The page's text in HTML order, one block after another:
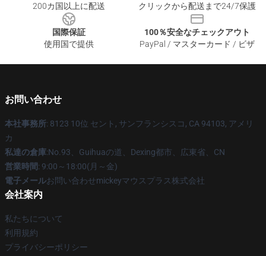
200カ国以上に配送
クリックから配送まで24/7保護
国際保証
使用国で提供
100％安全なチェックアウト
PayPal / マスターカード / ビザ
お問い合わせ
本社事務所: 8123 10位 セント, サンフランシスコ, CA 94103, アメリ
カ
私達の倉庫:No.93、Guihuaの道、Dexing都市、広東省、CN
営業時間: 9:00～18:00(月～金)
電子メールお問い合わせmickeyマウスプラス株式会社
会社案内
私たちについて
利用規約
プライバシーポリシー